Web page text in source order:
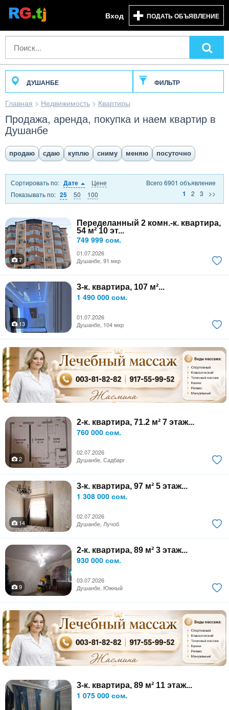
Вход ПОДАТЬ ОБЪЯВЛЕНИЕ
ДУШАНБЕ ФИЛЬТР
Главная > Недвижимость > Квартиры
Продажа, аренда, покупка и наем квартир в
Душанбе
продаю сдаю куплю сниму меняю посуточно
Сортировать по: Дате
Цене
Показывать по: 25 50 100
Всего 6901 объявление
1
2 3 >>
Переделанный 2 комн.-к. квартира,
54 м² 10 эт...
749 999 сом.
01.07.2026
7
Душанбе, 91 мкр
3-к. квартира, 107 м²...
1 490 000 сом.
01.07.2026
13
Душанбе, 104 мкр
2-к. квартира, 71.2 м² 7 этаж...
760 000 сом.
02.07.2026
2
Душанбе, Садбарг
3-к. квартира, 97 м² 5 этаж...
1 308 000 сом.
02.07.2026
14
Душанбе, Лучоб
2-к. квартира, 89 м² 3 этаж...
930 000 сом.
03.07.2026
9
Душанбе, Южный
3-к. квартира, 89 м² 11 этаж...
1 075 000 сом.